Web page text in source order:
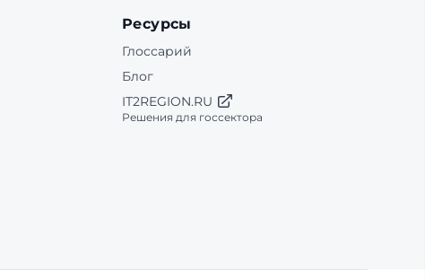
Ресурсы
Глоссарий
Блог
IT2REGION.RU
Решения для госсектора